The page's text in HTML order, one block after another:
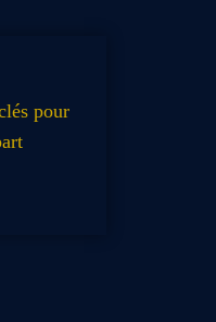
pour